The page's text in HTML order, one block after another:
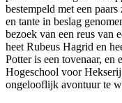
bestempeld met een
en tante in beslag
bezoek van een reus van
heet Rubeus Hagrid en
Potter is een tovenaar,
Hogeschool voor
ongelooflijk avontuur te